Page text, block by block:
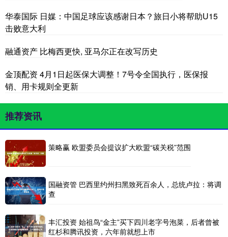
华泰国际 日媒：中国足球应该感谢日本？旅日小将帮助U15
击败意大利
融通资产 比梅西更快, 亚马尔正在改写历史
金顶配资 4月1日起医保大调整！7号令全国执行，医保报
销、用卡规则全更新
推荐资讯
策略赢 欧盟委员会提议扩大欧盟“碳关税”范围
国融资管 巴西里约州扫黑致死百余人，总统卢拉：将调
查
丰汇投资 始祖鸟“金主”买下四川老字号泡菜，后者曾被
红杉和腾讯投资，六年前就想上市